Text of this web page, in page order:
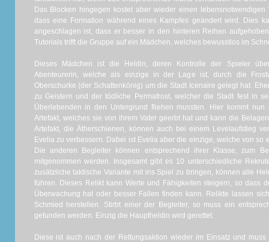
Das Blocken hingegen kostet aber wieder einen
dass eine Formation während eines Kampfes geändert wird. Dies
angeschlagen ist, dass er besser in den hinteren Reihen
Tutorials trifft die Gruppe auf ein Mädchen, welches bewusstlos im
Dieses Mädchen ist die Heldin, deren Kontrolle der Spieler
Abenteurerin, welche als einzige in der Lage ist, durch die
Oberschurke (der Schattenkönig) um die Stadt Icenaire gelegt hat.
zu Geistern und der tödliche Permafrost, welcher die Stadt fest in
Überlebenden in den Untergrund fliehen mussten. Hier kommt
Artefakt, welches sie von ihrem Vater geerbt hat und kann die
Artefakt, die Ätherschienen, können auch bei einem Levelaufstieg
Evelia zu verbessern. Dabei ist Evelia aber die einzige, welche von so
Die anderen Begleiter können entsprechend ihrer Klasse, zum
mitgenommen werden. Insgesamt gibt es 10 unterschiedliche
zusätzliche taktische Variante mit ins Spiel zu bringen, können alle
führen. Dieses Relikt kann Werte und Fähigkeiten steigern, so dass
Überwachung hat oder besser Fallen finden kann. Relikte lassen
Schmied herstellen. Stirbt einer der Begleiter, so muss ein
gefunden werden. Einzig die Hauptheldin wird gerettet.
Diese ist auch nach der Rettungsaktion wieder im Einsatz und